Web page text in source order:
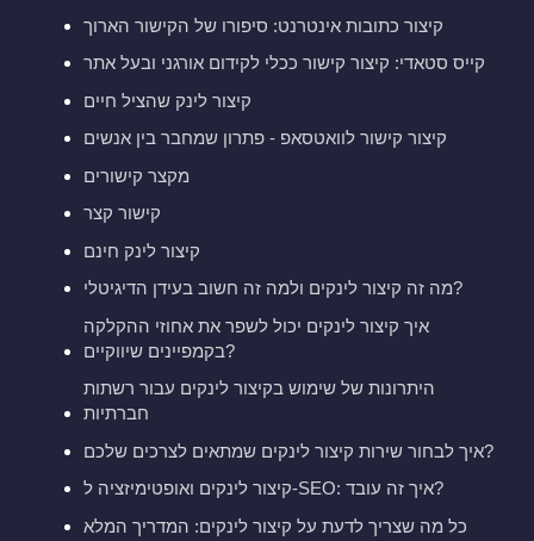
קיצור כתובות אינטרנט: סיפורו של הקישור הארוך
קייס סטאדי: קיצור קישור ככלי לקידום אורגני ובעל אתר
קיצור לינק שהציל חיים
קיצור קישור לוואטסאפ - פתרון שמחבר בין אנשים
מקצר קישורים
קישור קצר
קיצור לינק חינם
מה זה קיצור לינקים ולמה זה חשוב בעידן הדיגיטלי?
איך קיצור לינקים יכול לשפר את אחוזי ההקלקה
בקמפיינים שיווקיים?
היתרונות של שימוש בקיצור לינקים עבור רשתות
חברתיות
איך לבחור שירות קיצור לינקים שמתאים לצרכים שלכם?
קיצור לינקים ואופטימיזציה ל-SEO: איך זה עובד?
כל מה שצריך לדעת על קיצור לינקים: המדריך המלא